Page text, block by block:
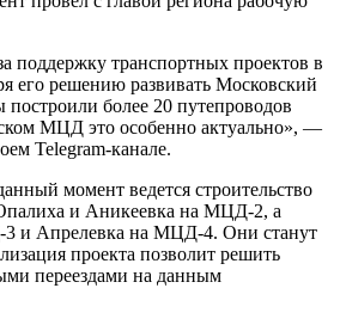
поддержку транспортных проектов в
его решению развивать Московский
более 20 путепроводов
МЦД это особенно актуально», —
Telegram-канале.
момент ведется строительство
и Аникеевка на МЦД-2, а
и Апрелевка на МЦД-4. Они станут
проекта позволит решить
переездами на данным